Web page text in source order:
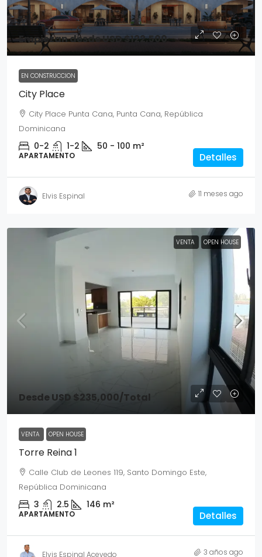
Empiezan desdeUSD $122,500
EN CONSTRUCCION
City Place
City Place Punta Cana, Punta Cana, República
Dominicana
0-2 1-2 50 - 100 m²
APARTAMENTO Detalles
Elvis Espinal 11 meses ago
VENTA OPEN HOUSE
DesdeUSD $235,000/Total
VENTA OPEN HOUSE
Torre Reina 1
Calle Club de Leones 119, Santo Domingo Este,
República Dominicana
3 2.5 146 m²
APARTAMENTO Detalles
Elvis Espinal Acevedo 3 años ago